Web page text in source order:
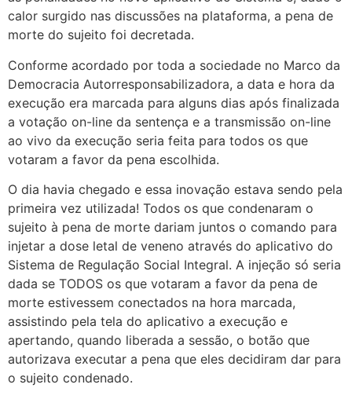
calor surgido nas discussões na plataforma, a pena de
morte do sujeito foi decretada.
Conforme acordado por toda a sociedade no Marco da
Democracia Autorresponsabilizadora, a data e hora da
execução era marcada para alguns dias após finalizada
a votação on-line da sentença e a transmissão on-line
ao vivo da execução seria feita para todos os que
votaram a favor da pena escolhida.
O dia havia chegado e essa inovação estava sendo pela
primeira vez utilizada! Todos os que condenaram o
sujeito à pena de morte dariam juntos o comando para
injetar a dose letal de veneno através do aplicativo do
Sistema de Regulação Social Integral. A injeção só seria
dada se TODOS os que votaram a favor da pena de
morte estivessem conectados na hora marcada,
assistindo pela tela do aplicativo a execução e
apertando, quando liberada a sessão, o botão que
autorizava executar a pena que eles decidiram dar para
o sujeito condenado.